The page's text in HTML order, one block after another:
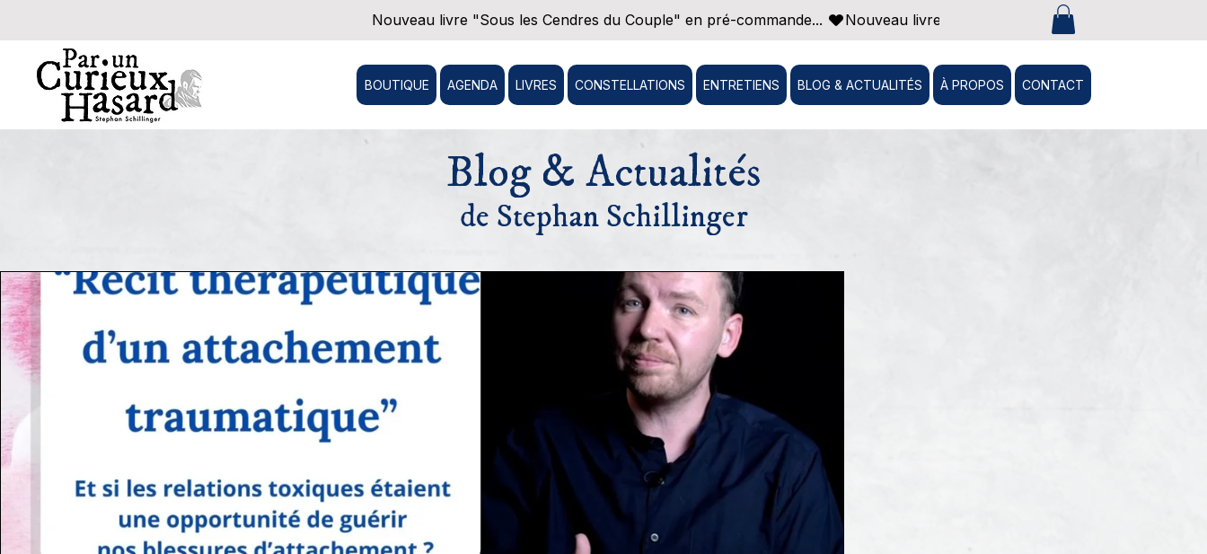
Nouveau livre "Sous les Cendres du Couple" en pré-commande...
BOUTIQUE AGENDA LIVRES CONSTELLATIONS ENTRETIENS BLOG & ACTUALITÉS À PROPOS CONTACT
Blog & Actualités
de Stephan Schillinger